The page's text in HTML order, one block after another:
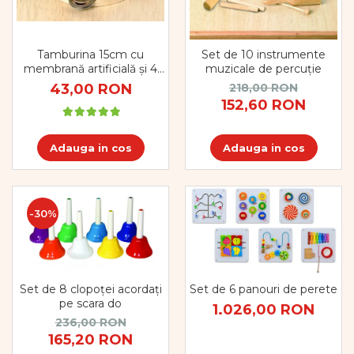
Biciclete si Triciclete
Accesorii
Biciclete VIKING
Diverse
Triciclete
Amenajări camere senzoriale
Echipamente camere senzoriale
Oferte pentru Camere Senzoriale
Creativitate si indemanare
Cuburi și cărămizi
Instrumente muzicale
Jucarii de constructii
Tamburina 15cm cu
membrană artificială și 4
perechi de zurgălăi
43,00 RON
Adauga in cos
Set de 10 instrumente
muzicale de percuție
218,00 RON
152,60 RON
Adauga in cos
-30%
Set de 8 clopoței acordați
pe scara do
236,00 RON
165,20 RON
Set de 6 panouri de perete
1.026,00 RON